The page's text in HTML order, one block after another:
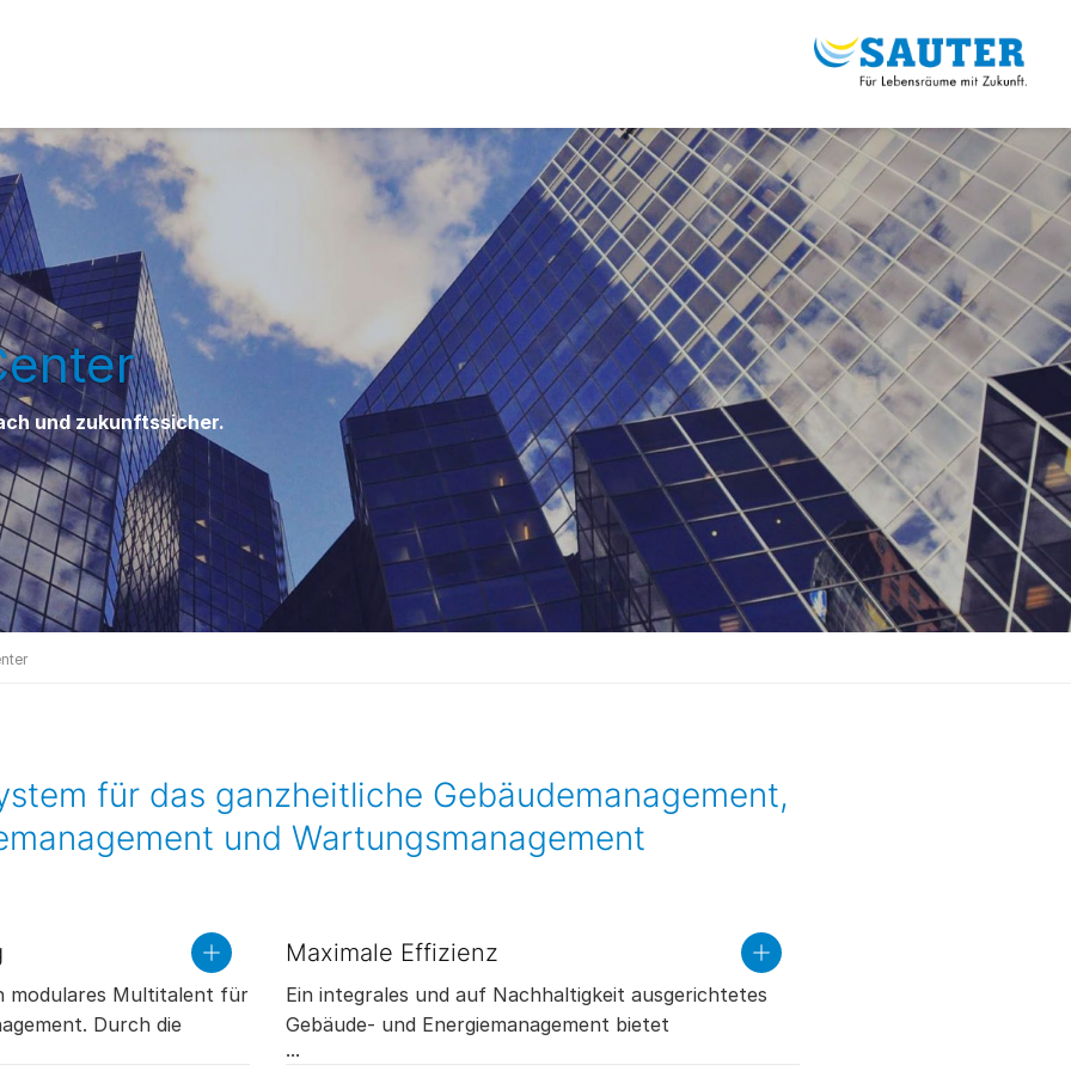
und zukunftssicher.
für das ganzheitliche Gebäudemanagement,
und Wartungsmanagement
modulares Multitalent für
Durch die
ist es für
read
more
Maximale Effizienz
Ein integrales und auf Nachhaltigkeit ausgerichtetes
Gebäude- und Energiemanagement bietet
entscheidende Vorteile: Es erwarten Sie mehr Komfort,
read
more